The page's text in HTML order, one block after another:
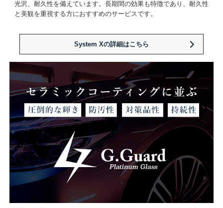
光沢、耐久性を備えています。長期間の効果も特徴であり、耐久性
と美観を重視する方におすすめのサービスです。
System Xの詳細はこちら